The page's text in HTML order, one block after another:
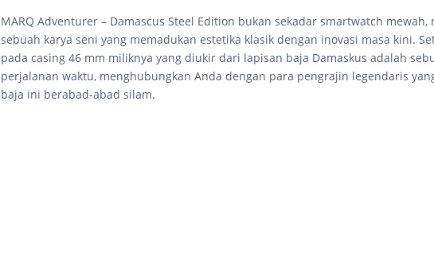
MARQ Adventurer – Damascus Steel Edition bukan sekadar smartwatch mewah,
sebuah karya seni yang memadukan estetika klasik dengan inovasi masa kini.
pada casing 46 mm miliknya yang diukir dari lapisan baja Damaskus adalah
perjalanan waktu, menghubungkan Anda dengan para pengrajin legendaris
baja ini berabad-abad silam.